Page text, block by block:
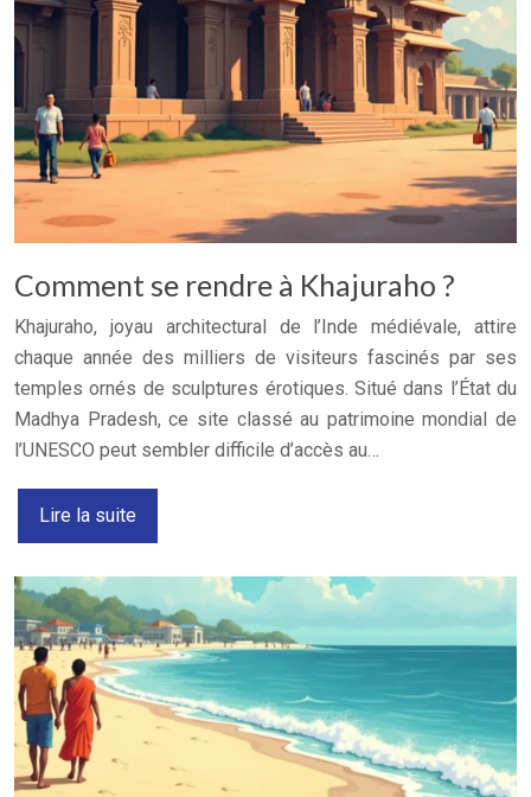
Comment se rendre à Khajuraho ?
Khajuraho, joyau architectural de l’Inde médiévale, attire
chaque année des milliers de visiteurs fascinés par ses
temples ornés de sculptures érotiques. Situé dans l’État du
Madhya Pradesh, ce site classé au patrimoine mondial de
l’UNESCO peut sembler difficile d’accès au…
Lire la suite